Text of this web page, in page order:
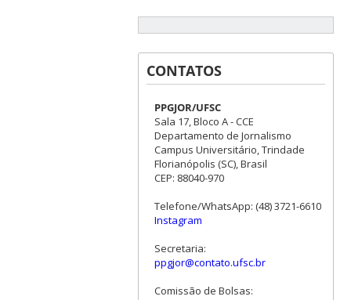
CONTATOS
PPGJOR/UFSC
Sala 17, Bloco A - CCE
Departamento de Jornalismo
Campus Universitário, Trindade
Florianópolis (SC), Brasil
CEP: 88040-970
Telefone/WhatsApp: (48) 3721-6610
Instagram
Secretaria:
ppgjor@contato.ufsc.br
Comissão de Bolsas: